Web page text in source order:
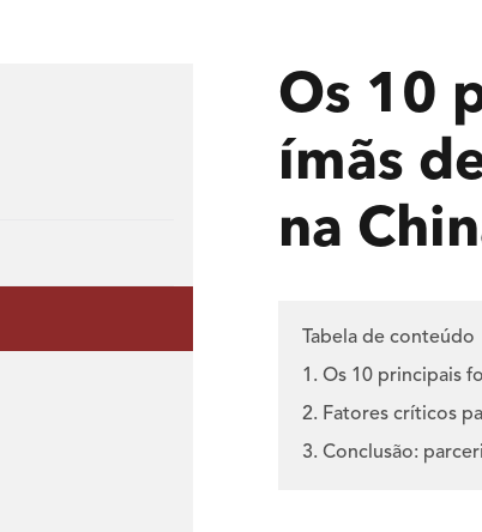
Os 10
ímãs
na
Tabela de conteúdo
1. Os 10 principais
2. Fatores críticos
3. Conclusão: